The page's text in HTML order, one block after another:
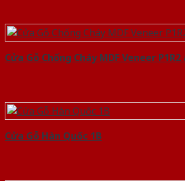
Cửa Gỗ Chống Cháy MDF Veneer P1R2
Cửa Gỗ Hàn Quốc 1B